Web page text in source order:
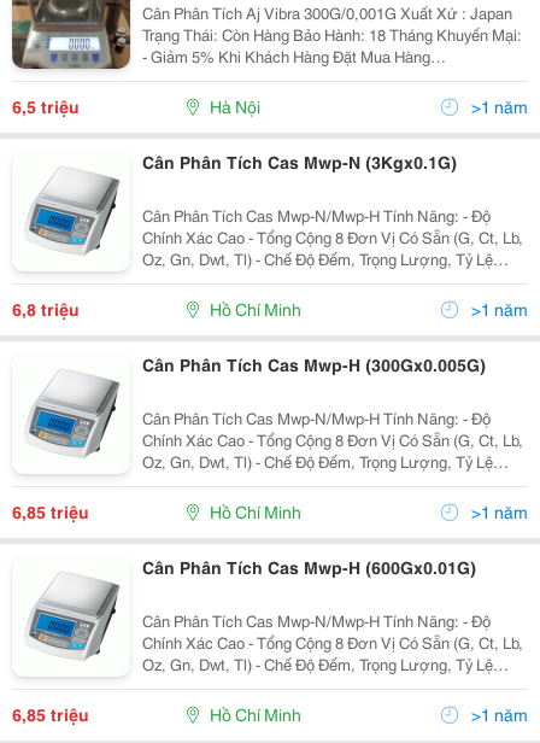
Cân Phân Tích Aj Vibra 300G/0,001G Xuất Xứ : Japan
Trạng Thái: Còn Hàng Bảo Hành: 18 Tháng Khuyến Mại:
- Giảm 5% Khi Khách Hàng Đặt Mua Hàng
Online.hotline : 0989 540 879 Vận Chuyển:
6,5 triệu Hà Nội >1 năm
Cân Phân Tích Cas Mwp-N (3Kgx0.1G)
Cân Phân Tích Cas Mwp-N/Mwp-H Tính Năng: - Độ
Chính Xác Cao - Tổng Cộng 8 Đơn Vị Có Sẵn (G, Ct, Lb,
Oz, Gn, Dwt, Tl) - Chế Độ Đếm, Trọng Lượng, Tỷ Lệ
Phần Trăm - Tự Động Đèn Nền Màu Xanh (80 Giờ Sử
6,8 triệu Hồ Chí Minh >1 năm
Cân Phân Tích Cas Mwp-H (300Gx0.005G)
Cân Phân Tích Cas Mwp-N/Mwp-H Tính Năng: - Độ
Chính Xác Cao - Tổng Cộng 8 Đơn Vị Có Sẵn (G, Ct, Lb,
Oz, Gn, Dwt, Tl) - Chế Độ Đếm, Trọng Lượng, Tỷ Lệ
Phần Trăm - Tự Động Đèn Nền Màu Xanh (80 Giờ Sử
6,85 triệu Hồ Chí Minh >1 năm
Cân Phân Tích Cas Mwp-H (600Gx0.01G)
Cân Phân Tích Cas Mwp-N/Mwp-H Tính Năng: - Độ
Chính Xác Cao - Tổng Cộng 8 Đơn Vị Có Sẵn (G, Ct, Lb,
Oz, Gn, Dwt, Tl) - Chế Độ Đếm, Trọng Lượng, Tỷ Lệ
Phần Trăm - Tự Động Đèn Nền Màu Xanh (80 Giờ Sử
6,85 triệu Hồ Chí Minh >1 năm